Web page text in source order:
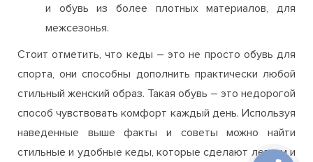
и обувь из более плотных материалов, для
межсезонья.
Стоит отметить, что кеды – это не просто обувь для
спорта, они способны дополнить практически любой
стильный женский образ. Такая обувь – это недорогой
способ чувствовать комфорт каждый день. Используя
наведенные выше факты и советы можно найти
стильные и удобные кеды, которые сделают легким и